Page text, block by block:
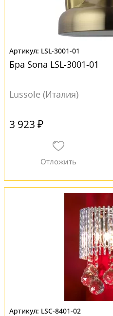
LSL-3001-01
Бра Sona LSL-3001-01
Lussole (Италия)
3 923 ₽
LSC-8401-02